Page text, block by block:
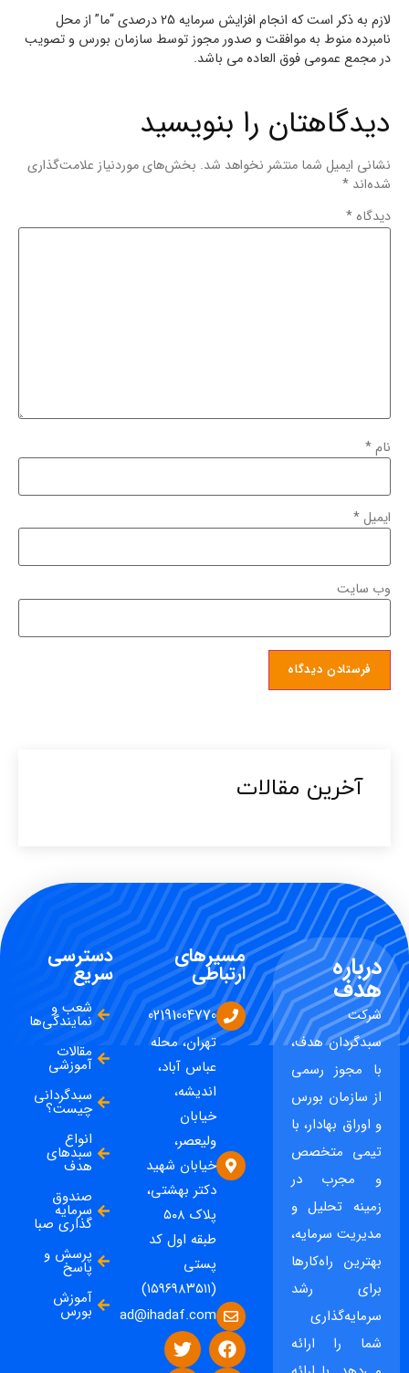
لازم به ذکر است که انجام افزایش سرمایه 25 درصدی “ما” از محل
نامبرده منوط به موافقت و صدور مجوز توسط سازمان بورس و تصویب
در مجمع عمومی فوق العاده می باشد.
دیدگاهتان را بنویسید
نشانی ایمیل شما منتشر نخواهد شد. بخش‌های موردنیاز علامت‌گذاری
شده‌اند *
دیدگاه *
نام*
ایمیل*
وب‌ سایت
آخرین مقالات​
درباره
هدف
شرکت
سبدگردان هدف،
با مجوز رسمی
از سازمان بورس
و اوراق بهادار، با
تیمی متخصص
و مجرب در
زمینه تحلیل و
مدیریت سرمایه،
بهترین راه‌کارها
برای رشد
سرمایه‌گذاری
شما را ارائه
مسیرهای
ارتباطی
02191004770
تهران، محله
عباس آباد،
اندیشه،
خیابان
ولیعصر،
خیابان شهید
دکتر بهشتی،
پلاک ۵۰۸
طبقه اول کد
پستی
(۱۵۹۶۹۸۳۵۱۱)
ad@ihadaf.com
دسترسی
سریع
شعب و
نمایندگی‌ها
مقالات
آموزشی
سبدگردانی
چیست؟
انواع
سبدهای
هدف
صندوق
سرمایه
گذاری صبا
پرسش و
پاسخ
آموزش
بورس